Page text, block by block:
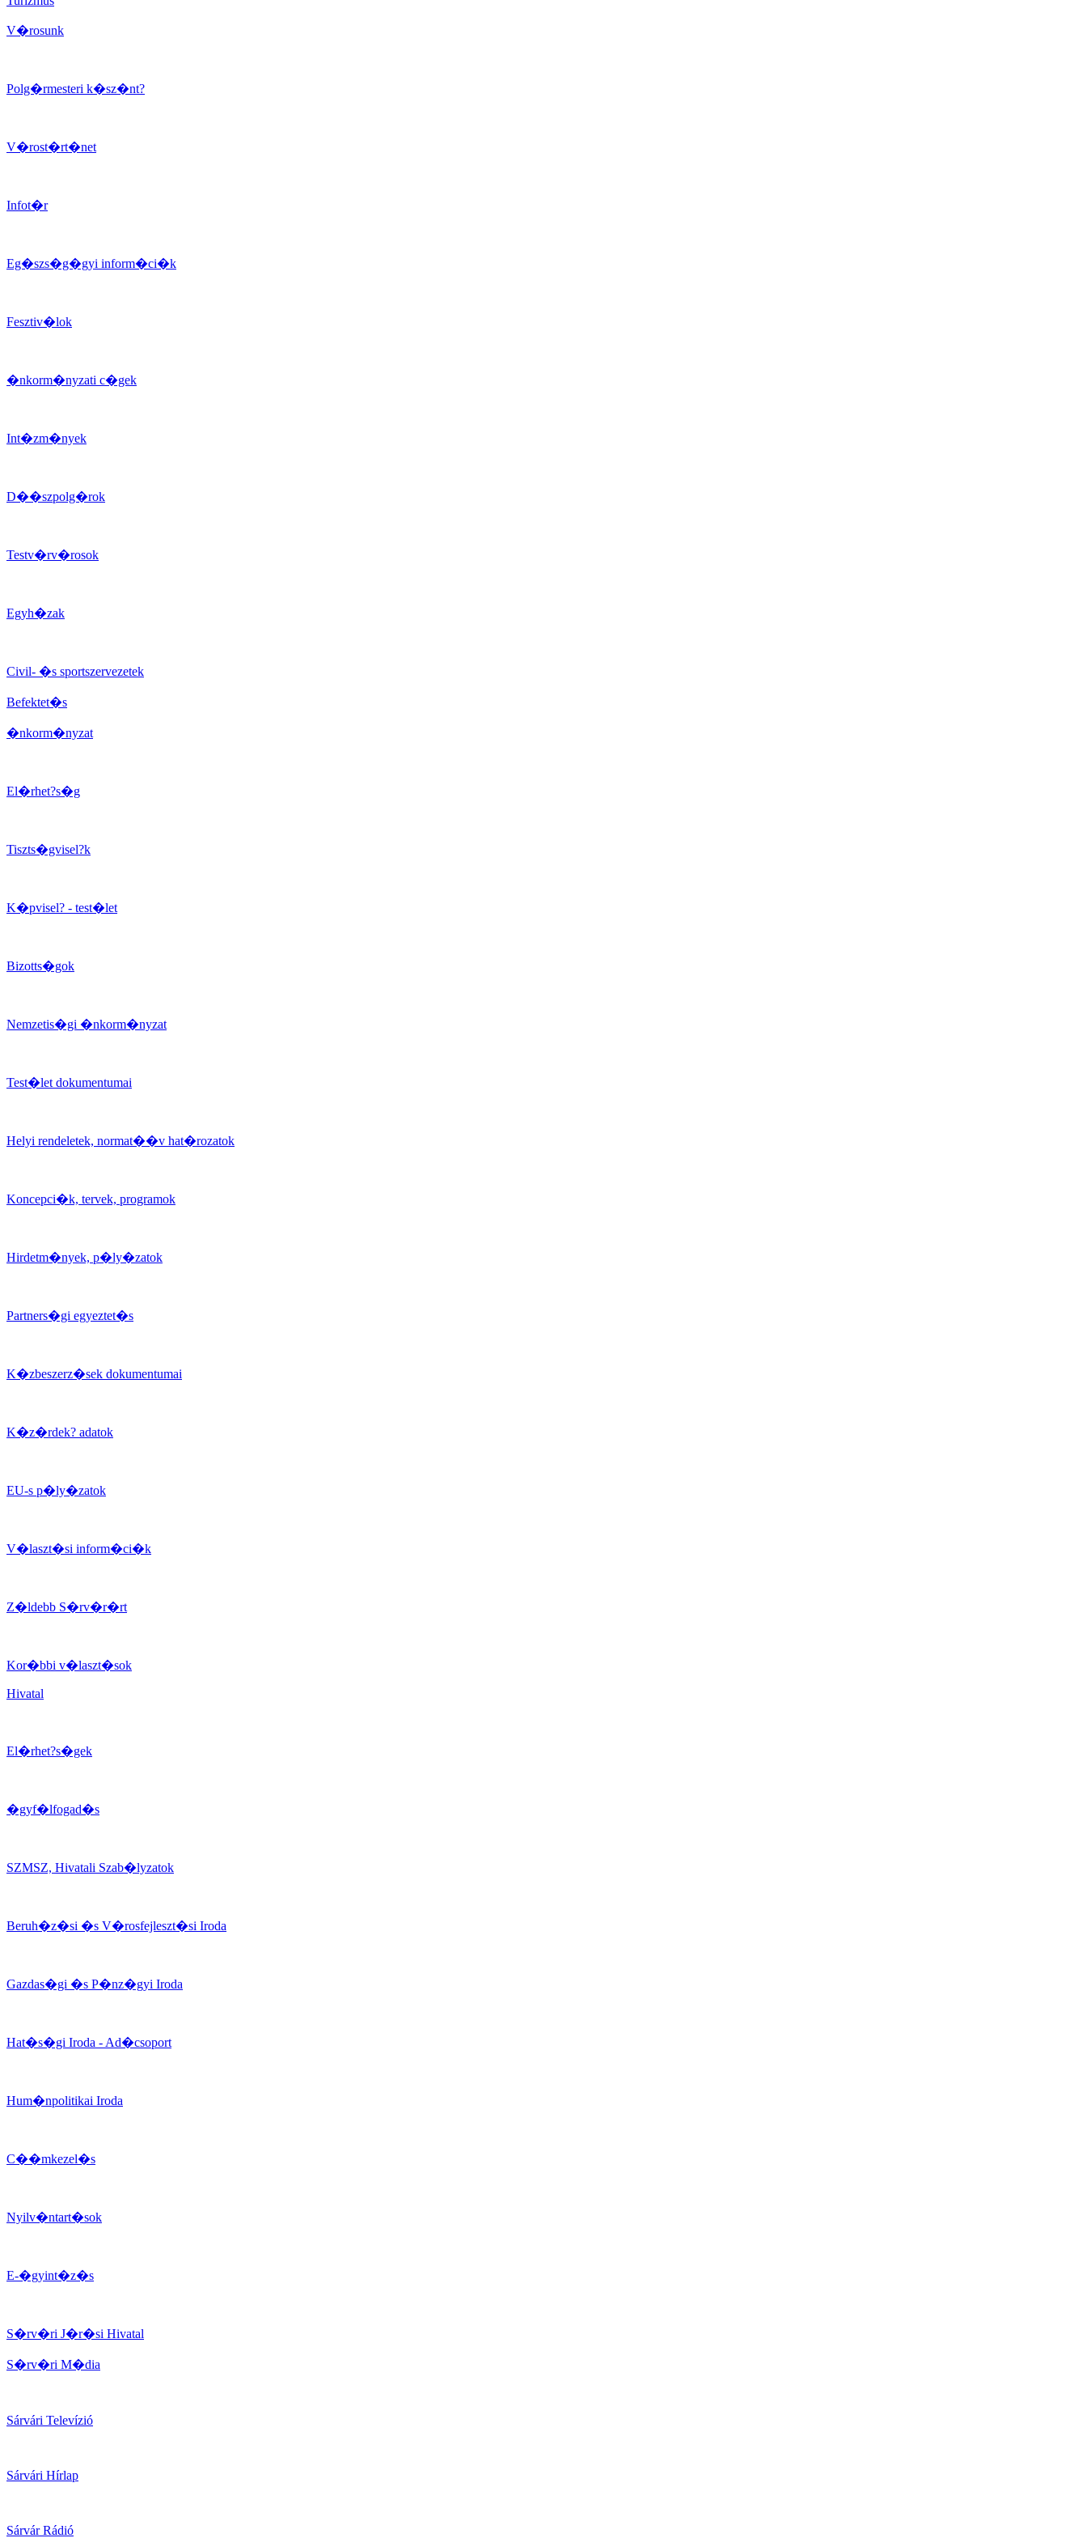
V�rosunk
Polg�rmesteri k�sz�nt?
V�rost�rt�net
Infot�r
Eg�szs�g�gyi inform�ci�k
Fesztiv�lok
�nkorm�nyzati c�gek
Int�zm�nyek
D��szpolg�rok
Testv�rv�rosok
Egyh�zak
Civil- �s sportszervezetek
Befektet�s
�nkorm�nyzat
El�rhet?s�g
Tiszts�gvisel?k
K�pvisel? - test�let
Bizotts�gok
Nemzetis�gi �nkorm�nyzat
Test�let dokumentumai
Helyi rendeletek, normat��v hat�rozatok
Koncepci�k, tervek, programok
Hirdetm�nyek, p�ly�zatok
Partners�gi egyeztet�s
K�zbeszerz�sek dokumentumai
K�z�rdek? adatok
EU-s p�ly�zatok
V�laszt�si inform�ci�k
Z�ldebb S�rv�r�rt
Kor�bbi v�laszt�sok
Hivatal
El�rhet?s�gek
�gyf�lfogad�s
SZMSZ, Hivatali Szab�lyzatok
Beruh�z�si �s V�rosfejleszt�si Iroda
Gazdas�gi �s P�nz�gyi Iroda
Hat�s�gi Iroda - Ad�csoport
Hum�npolitikai Iroda
C��mkezel�s
Nyilv�ntart�sok
E-�gyint�z�s
S�rv�ri J�r�si Hivatal
S�rv�ri M�dia
Sárvári Televízió
Sárvári Hírlap
Sárvár Rádió